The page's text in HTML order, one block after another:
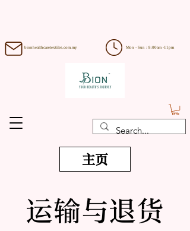
bionhealthcaretextiles.com.my Mon - Sun : 8:00am -11pm
主页
运输与退货